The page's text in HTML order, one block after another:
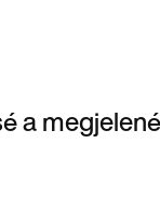
a